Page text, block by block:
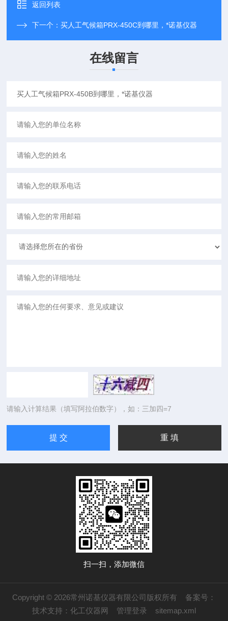
返回列表
下一个：买人工气候箱PRX-450C到哪里，*诺基仪器
在线留言
请输入计算结果（填写阿拉伯数字），如：三加四=7
扫一扫，添加微信
Copyright © 2026常州诺基仪器有限公司版权所有 备案号：
技术支持： 化工仪器网 管理登录 sitemap.xml